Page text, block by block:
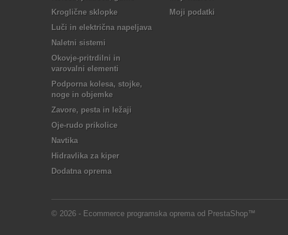
Kroglične sklopke
Luči in električna napeljava
Naletni sistemi
Okovje-pritrdilni in
varovalni elementi
Podporna kolesa, stojke,
noge in objemke
Zavore, pesta in ležaji
Oje-rudo prikolice
Navtika
Hidravlika za kiper
Dodatna oprema
Moji podatki
© 2026 - Ecommerce programska oprema od PrestaShop™